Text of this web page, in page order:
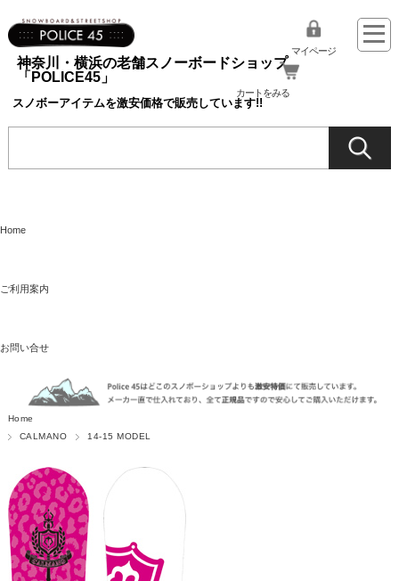
神奈川・横浜の老舗スノーボードショップ
「POLICE45」
スノボーアイテムを激安価格で販売しています!!
マイページ
カートをみる
Home
ご利用案内
お問い合せ
Home
CALMANO
14-15 MODEL